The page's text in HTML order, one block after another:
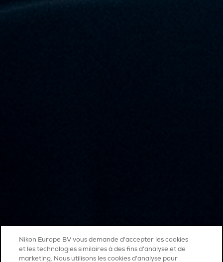
Nikon Europe BV vous demande d'accepter les cookies
et les technologies similaires à des fins d'analyse et de
marketing. Nous utilisons les cookies d’analyse pour